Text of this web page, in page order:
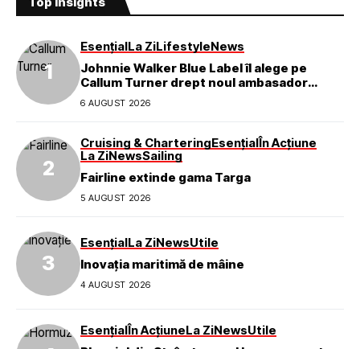
EsențialLa ZiLifestyleNews
Johnnie Walker Blue Label îl alege pe
Callum Turner drept noul ambasador
global al mărcii
6 AUGUST 2026
Cruising & CharteringEsențialÎn Acțiune
La ZiNewsSailing
Fairline extinde gama Targa
5 AUGUST 2026
EsențialLa ZiNewsUtile
Inovația maritimă de mâine
4 AUGUST 2026
EsențialÎn AcțiuneLa ZiNewsUtile